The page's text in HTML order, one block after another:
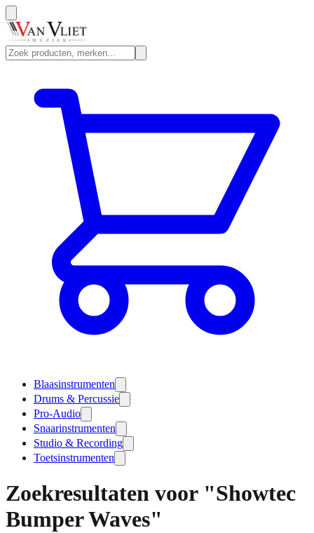
Blaasinstrumenten
Drums & Percussie
Pro-Audio
Snaarinstrumenten
Studio & Recording
Toetsinstrumenten
Zoekresultaten voor "Showtec
Bumper Waves"